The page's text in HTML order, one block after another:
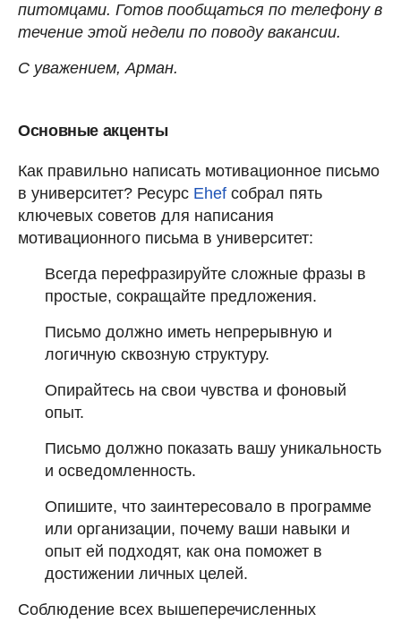
питомцами. Готов пообщаться по телефону в
течение этой недели по поводу вакансии.
С уважением, Арман.
Основные акценты
Как правильно написать мотивационное письмо
в университет? Ресурс Ehef собрал пять
ключевых советов для написания
мотивационного письма в университет:
Всегда перефразируйте сложные фразы в
простые, сокращайте предложения.
Письмо должно иметь непрерывную и
логичную сквозную структуру.
Опирайтесь на свои чувства и фоновый
опыт.
Письмо должно показать вашу уникальность
и осведомленность.
Опишите, что заинтересовало в программе
или организации, почему ваши навыки и
опыт ей подходят, как она поможет в
достижении личных целей.
Соблюдение всех вышеперечисленных